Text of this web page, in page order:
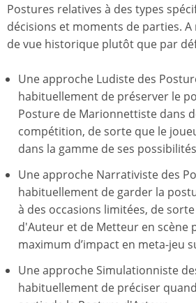
Postures relatives à des types
décisions et moments de parties.
de vue historique plutôt que par
Une approche Ludiste des
habituellement de préserver le
Posture de Marionnettiste dans
compétition, de sorte que le
dans la gamme de ses
Une approche Narrativiste des
habituellement de garder la
à des occasions limitées, de
d'Auteur et de Metteur en scène
maximum d’impact en meta-jeu
Une approche Simulationniste
habituellement de préciser